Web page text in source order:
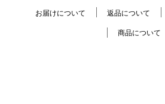
お届けについて 返品について
商品について